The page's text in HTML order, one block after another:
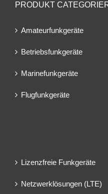
PRODUKT
Amateurfunkgeräte
Betriebsfunkgeräte
Marinefunkgeräte
Flugfunkgeräte
Lizenzfreie Funkgeräte
Netzwerklösungen (LTE)